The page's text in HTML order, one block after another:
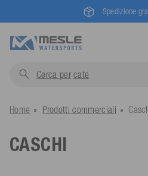
Mesle® -
Cerca per
Home Prodotti commerciali
CASCHI